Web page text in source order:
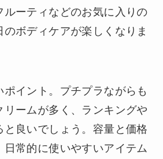
ルーティなどのお気に入りの
ボディケアが楽しくなりま
ポイント。プチプラながらも
リームが多く、ランキングや
と良いでしょう。容量と価格
常的に使いやすいアイテム